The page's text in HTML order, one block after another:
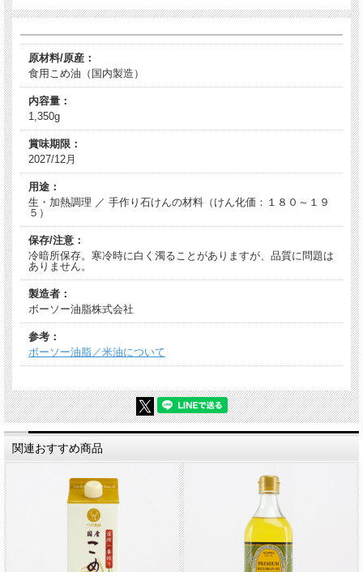
原材料/原産：
食用こめ油（国内製造）
内容量：
1,350g
賞味期限：
2027/12月
用途：
生・加熱調理 ／ 手作り石けんの材料（けん化価：１８０～１９
５）
保存/注意：
冷暗所保存。寒冷時に白く濁ることがありますが、品質に問題は
ありません。
製造者：
ボーソー油脂株式会社
参考：
ボーソー油脂／米油について
関連おすすめ商品